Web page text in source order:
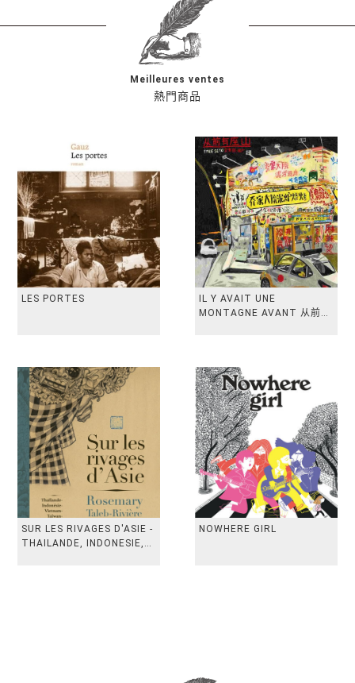
熱門商品
Meilleures ventes
LES PORTES
IL Y AVAIT UNE
MONTAGNE AVANT 从前有
SUR LES RIVAGES D'ASIE -
THAILANDE, INDONESIE,
NOWHERE GIRL